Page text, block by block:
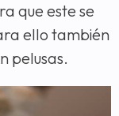
que este se
ello también
pelusas.